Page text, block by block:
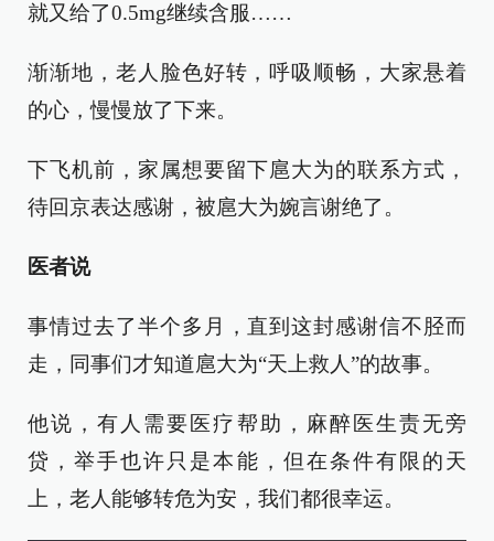
就又给了0.5mg继续含服……
渐渐地，老人脸色好转，呼吸顺畅，大家悬着
的心，慢慢放了下来。
下飞机前，家属想要留下扈大为的联系方式，
待回京表达感谢，被扈大为婉言谢绝了。
医者说
事情过去了半个多月，直到这封感谢信不胫而
走，同事们才知道扈大为“天上救人”的故事。
他说，有人需要医疗帮助，麻醉医生责无旁
贷，举手也许只是本能，但在条件有限的天
上，老人能够转危为安，我们都很幸运。